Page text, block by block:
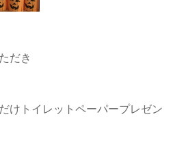
だき
けトイレットペーパープレゼン